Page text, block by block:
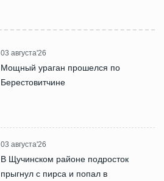
03 августа'26
Мощный ураган прошелся по
Берестовитчине
03 августа'26
В Щучинском районе подросток
прыгнул с пирса и попал в